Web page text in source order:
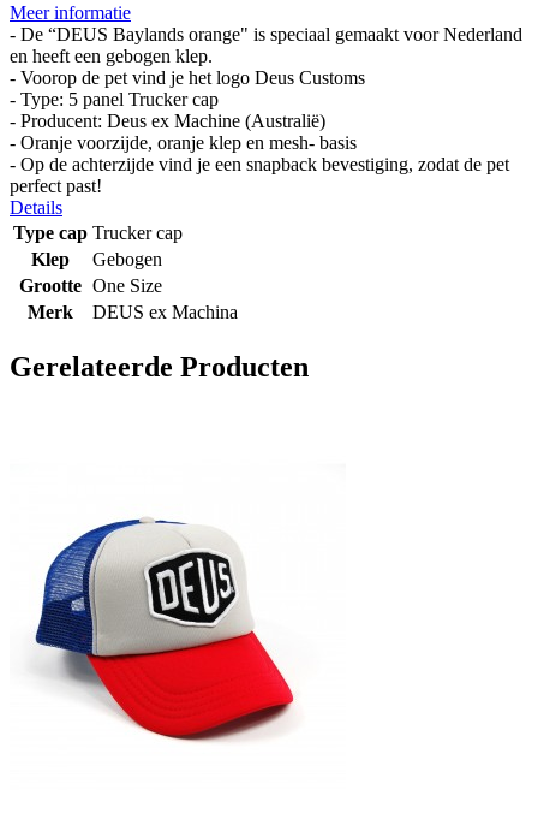
Meer informatie
- De “DEUS Baylands orange" is speciaal gemaakt voor Nederland
en heeft een gebogen klep.
- Voorop de pet vind je het logo Deus Customs
- Type: 5 panel Trucker cap
- Producent: Deus ex Machine (Australië)
- Oranje voorzijde, oranje klep en mesh- basis
- Op de achterzijde vind je een snapback bevestiging, zodat de pet
perfect past!
Details
Type cap Trucker cap
Klep
Gebogen
Grootte One Size
Merk
DEUS ex Machina
Gerelateerde Producten